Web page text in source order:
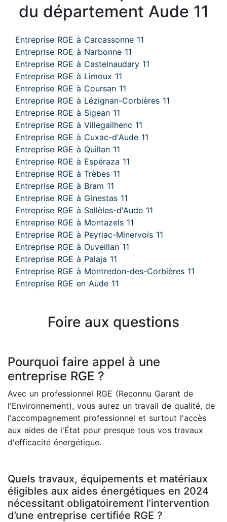
du département Aude 11
Entreprise RGE à Carcassonne 11
Entreprise RGE à Narbonne 11
Entreprise RGE à Castelnaudary 11
Entreprise RGE à Limoux 11
Entreprise RGE à Coursan 11
Entreprise RGE à Lézignan-Corbières 11
Entreprise RGE à Sigean 11
Entreprise RGE à Villegailhenc 11
Entreprise RGE à Cuxac-d'Aude 11
Entreprise RGE à Quillan 11
Entreprise RGE à Espéraza 11
Entreprise RGE à Trèbes 11
Entreprise RGE à Bram 11
Entreprise RGE à Ginestas 11
Entreprise RGE à Sallèles-d'Aude 11
Entreprise RGE à Montazels 11
Entreprise RGE à Peyriac-Minervois 11
Entreprise RGE à Ouveillan 11
Entreprise RGE à Palaja 11
Entreprise RGE à Montredon-des-Corbières 11
Entreprise RGE en Aude 11
Foire aux questions
Pourquoi faire appel à une
entreprise RGE ?
Avec un professionnel RGE (Reconnu Garant de
l'Environnement), vous aurez un travail de qualité, de
l'accompagnement professionnel et surtout l'accès
aux aides de l'État pour presque tous vos travaux
d'efficacité énergétique.
Quels travaux, équipements et matériaux
éligibles aux aides énergétiques en 2024
nécessitant obligatoirement l’intervention
d’une entreprise certifiée RGE ?